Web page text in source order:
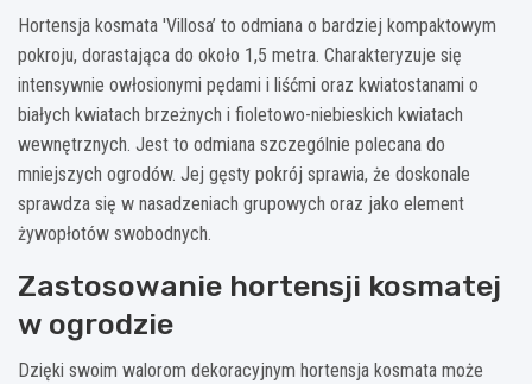
Hortensja kosmata 'Villosa’ to odmiana o bardziej kompaktowym
pokroju, dorastająca do około 1,5 metra. Charakteryzuje się
intensywnie owłosionymi pędami i liśćmi oraz kwiatostanami o
białych kwiatach brzeżnych i fioletowo-niebieskich kwiatach
wewnętrznych. Jest to odmiana szczególnie polecana do
mniejszych ogrodów. Jej gęsty pokrój sprawia, że doskonale
sprawdza się w nasadzeniach grupowych oraz jako element
żywopłotów swobodnych.
Zastosowanie hortensji kosmatej
w ogrodzie
Dzięki swoim walorom dekoracyjnym hortensja kosmata może